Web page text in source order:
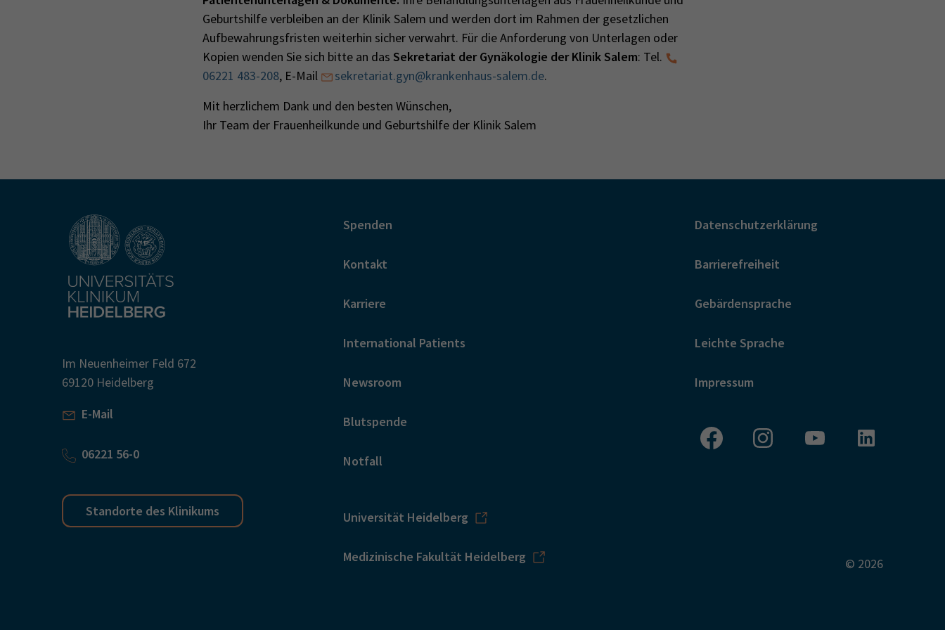
Geburtshilfe verbleiben an der Klinik Salem und werden dort im Rahmen der gesetzlichen
Aufbewahrungsfristen weiterhin sicher verwahrt. Für die Anforderung von Unterlagen oder
Kopien wenden Sie sich bitte an das Sekretariat der Gynäkologie der Klinik Salem: Tel.
06221 483-208, E-Mail sekretariat.gyn@krankenhaus-salem.de.
Mit herzlichem Dank und den besten Wünschen,
Ihr Team der Frauenheilkunde und Geburtshilfe der Klinik Salem
Im Neuenheimer Feld 672
69120 Heidelberg
E-Mail
06221 56-0
Standorte des Klinikums
Spenden
Kontakt
Karriere
International Patients
Newsroom
Blutspende
Notfall
Universität Heidelberg
Medizinische Fakultät Heidelberg
Datenschutzerklärung
Barrierefreiheit
Gebärdensprache
Leichte Sprache
Impressum
© 2026